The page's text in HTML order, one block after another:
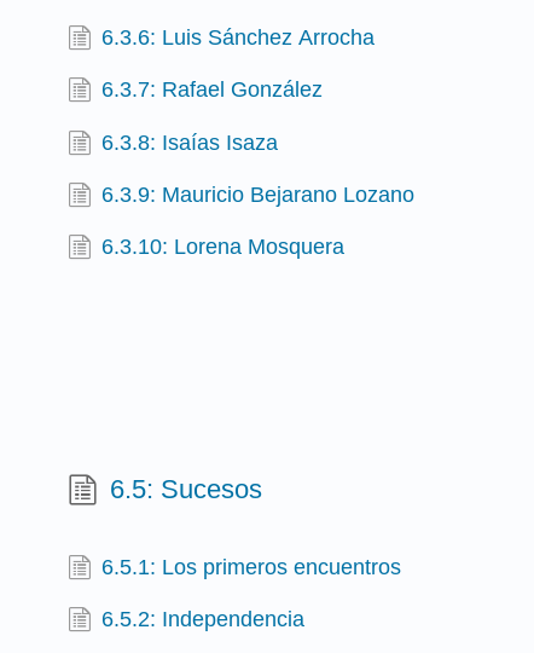
6.3.6: Luis Sánchez Arrocha
6.3.7: Rafael González
6.3.8: Isaías Isaza
6.3.9: Mauricio Bejarano Lozano
6.3.10: Lorena Mosquera
6.5: Sucesos
6.5.1: Los primeros encuentros
6.5.2: Independencia